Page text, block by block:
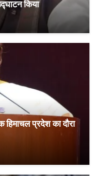
किया
हिमाचल प्रदेश का दौरा